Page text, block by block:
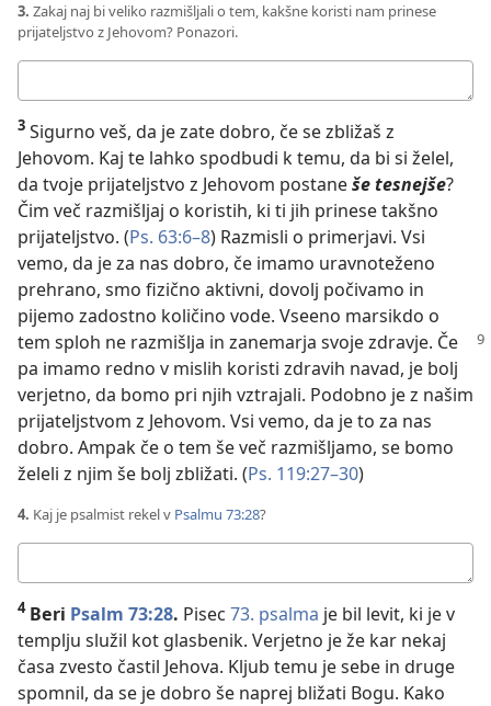
3. Zakaj naj bi veliko razmišljali o tem, kakšne koristi nam prinese
prijateljstvo z Jehovom? Ponazori.
odgovor:
3 Sigurno veš, da je zate dobro, če se zbližaš z
Jehovom. Kaj te lahko spodbudi k temu, da bi si želel,
da tvoje prijateljstvo z Jehovom postaneše tesnejše?
Čim več razmišljaj o koristih, ki ti jih prinese takšno
prijateljstvo. (Ps. 63:6–8) Razmisli o primerjavi. Vsi
vemo, da je za nas dobro, če imamo uravnoteženo
prehrano, smo fizično aktivni, dovolj počivamo in
pijemo zadostno količino vode. Vseeno marsikdo o
tem sploh ne razmišlja in zanemarja svoje zdravje. Če
pa imamo redno v mislih koristi zdravih navad, je bolj
verjetno, da bomo pri njih vztrajali. Podobno je z našim
prijateljstvom z Jehovom. Vsi vemo, da je to za nas
dobro. Ampak če o tem še več razmišljamo, se bomo
želeli z njim še bolj zbližati. (Ps. 119:27–30)
4. Kaj je psalmist rekel v Psalmu 73:28?
odgovor:
4 Beri Psalm 73:28. Pisec 73. psalma je bil levit, ki je v
templju služil kot glasbenik. Verjetno je že kar nekaj
časa zvesto častil Jehova. Kljub temu je sebe in druge
spomnil, da se je dobro še naprej bližati Bogu. Kako